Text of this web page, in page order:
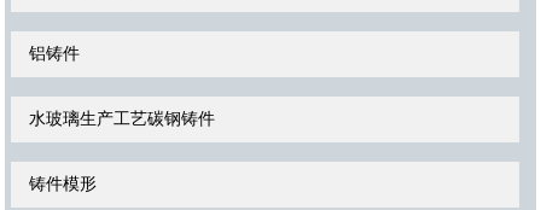
铝铸件
水玻璃生产工艺碳钢铸件
铸件模形